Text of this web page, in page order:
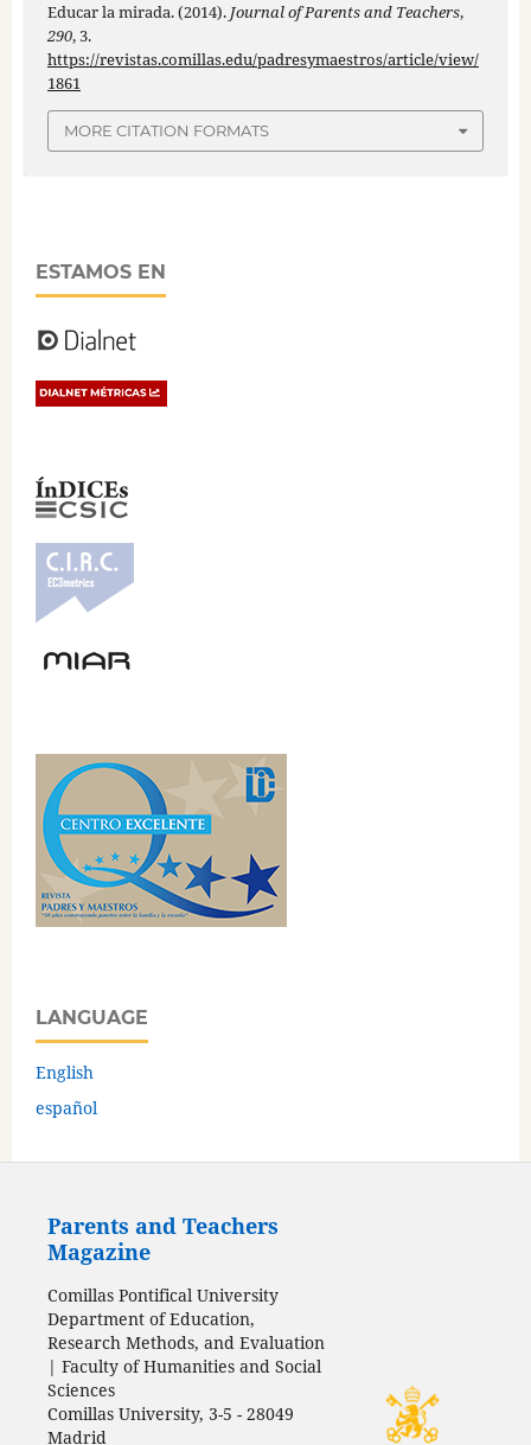
Educar la mirada. (2014). Journal of Parents and Teachers,
290, 3.
https://revistas.comillas.edu/padresymaestros/article/view/
1861
MORE CITATION FORMATS
ESTAMOS EN
LANGUAGE
English
español
Parents and Teachers
Magazine
Comillas Pontifical University
Department of Education,
Research Methods, and Evaluation
| Faculty of Humanities and Social
Sciences
Comillas University, 3-5 - 28049
Madrid